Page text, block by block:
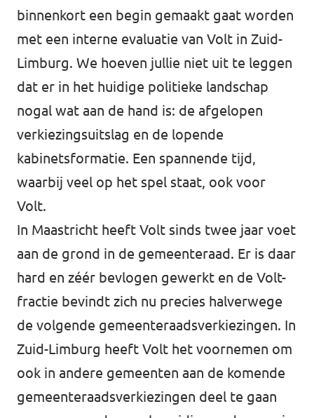
binnenkort een begin gemaakt gaat worden
met een interne evaluatie van Volt in Zuid-
Limburg. We hoeven jullie niet uit te leggen
dat er in het huidige politieke landschap
nogal wat aan de hand is: de afgelopen
verkiezingsuitslag en de lopende
kabinetsformatie. Een spannende tijd,
waarbij veel op het spel staat, ook voor
Volt.
In Maastricht heeft Volt sinds twee jaar voet
aan de grond in de gemeenteraad. Er is daar
hard en zéér bevlogen gewerkt en de Volt-
fractie bevindt zich nu precies halverwege
de volgende gemeenteraadsverkiezingen. In
Zuid-Limburg heeft Volt het voornemen om
ook in andere gemeenten aan de komende
gemeenteraadsverkiezingen deel te gaan